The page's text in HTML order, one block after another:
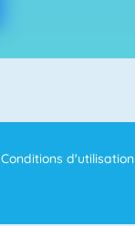
Conditions d'utilisation